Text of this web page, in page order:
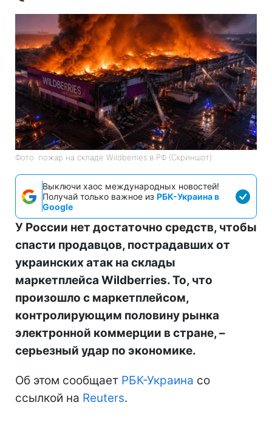
Фото: пожар на складе Wildberries в РФ (Скриншот)
Выключи хаос международных новостей!
Получай только важное из РБК-Украина в
Google
У России нет достаточно средств, чтобы
спасти продавцов, пострадавших от
украинских атак на склады
маркетплейса Wildberries. То, что
произошло с маркетплейсом,
контролирующим половину рынка
электронной коммерции в стране, –
серьезный удар по экономике.
Об этом сообщает РБК-Украина со
ссылкой на Reuters.